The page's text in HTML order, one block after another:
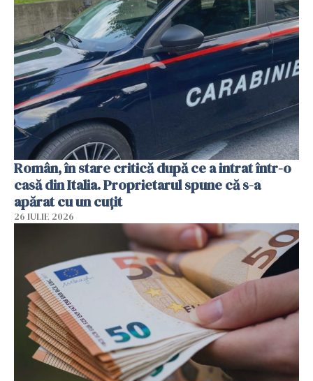
Român, în stare critică după ce a intrat într-o
casă din Italia. Proprietarul spune că s-a
apărat cu un cuțit
26 IULIE 2026